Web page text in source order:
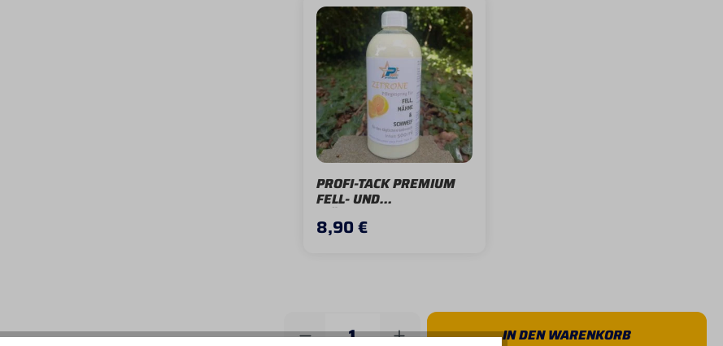
PROFI-TACK PREMIUM
FELL- UND
MÄHNENSPRAY ZITRONE
8,90 €
Produkt Anzahl: Gib den gewünschten Wert ein
IN DEN WARENKORB